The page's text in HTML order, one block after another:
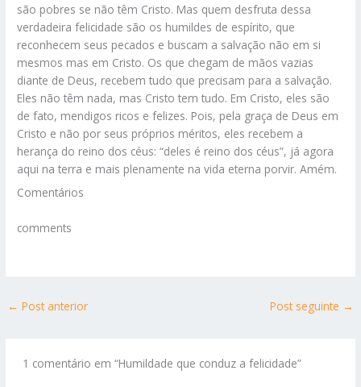
são pobres se não têm Cristo. Mas quem desfruta dessa
verdadeira felicidade são os humildes de espírito, que
reconhecem seus pecados e buscam a salvação não em si
mesmos mas em Cristo. Os que chegam de mãos vazias
diante de Deus, recebem tudo que precisam para a salvação.
Eles não têm nada, mas Cristo tem tudo. Em Cristo, eles são
de fato, mendigos ricos e felizes. Pois, pela graça de Deus em
Cristo e não por seus próprios méritos, eles recebem a
herança do reino dos céus: “deles é reino dos céus”, já agora
aqui na terra e mais plenamente na vida eterna porvir. Amém.
Comentários
comments
← Post anterior Post seguinte →
1 comentário em “Humildade que conduz a felicidade”